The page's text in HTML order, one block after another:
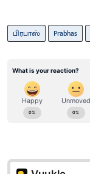
பிரபாஸ் Prabhas